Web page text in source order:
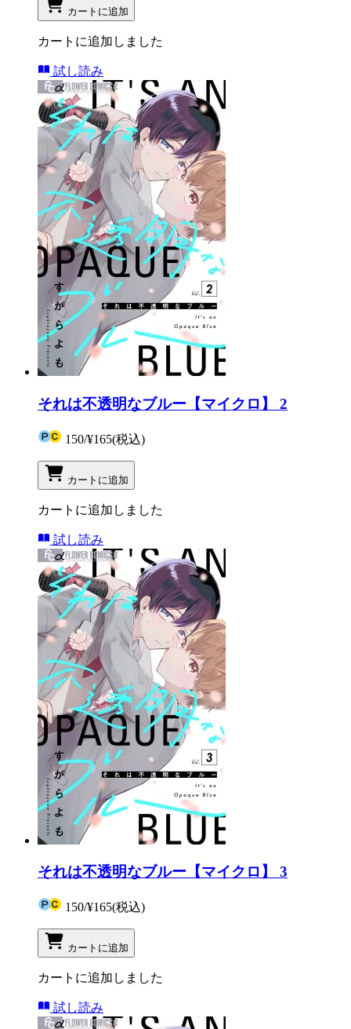
カートに追加
カートに追加しました
試し読み
それは不透明なブルー【マイクロ】 2
150/¥165(税込)
カートに追加
カートに追加しました
試し読み
それは不透明なブルー【マイクロ】 3
150/¥165(税込)
カートに追加
カートに追加しました
試し読み